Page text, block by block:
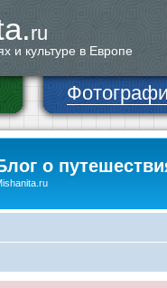
ru
и культуре в Европе
о